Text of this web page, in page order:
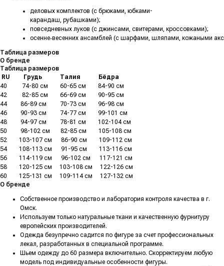
деловых комплектов (с брюками, юбками-
карандаш, рубашками);
повседневных луков (с джинсами, свитерами, кроссовками);
осенне‑весенних ансамблей (с шарфами, шляпами, кожаными
Таблица размеров
О бренде
Таблица размеров
RU Грудь Талия
Бёдра
40
74-80 см 60-65 см
84-90 см
42
82-85 см 66-69 см
90-95 см
44......... 86-89 см 70-73 см
96-98 см
46
90-93 см 74-77 см
99-101 см
48
94-97 см 78-81 см
102-104 см
50
98-102 см 82-85 см
105-108 см
52
103-107 см 86-90 см
109-112 см
54........ 108-113 см 91-95 см
113-116 см
56
114-119 см 96-102 см
117-121 см
58
120-125 см 103-108 см
122-126 см
60
125-131 см 109-114 см
127-132 см
О бренде
Собственное производство и лаборатория контроля качества в г.
Омск.
Используем только натуральные ткани и качественную фурнитуру
европейских производителей.
Одежда безупречно садится по фигуре за счет профессиональных
лекал, разработанных в специальной программе.
Шьем одежду до 60 размера включительно. Скорректируем любую
модель под индивидуальные особенности фигуры.